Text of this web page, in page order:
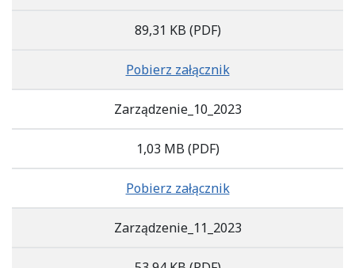
89,31 KB (PDF)
Pobierz załącznik
Zarządzenie_10_2023
1,03 MB (PDF)
Pobierz załącznik
Zarządzenie_11_2023